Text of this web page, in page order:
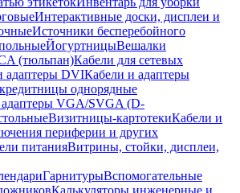
Интерактивные доски, дисплеи и
Источники бесперебойного
ЙогуртницыВешалки
(тюльпан)Кабели для сетевых
адаптеры DVIКабели и адаптеры
однорядные
VGA/SVGA (D-
Визитницы-картотекиКабели и
периферии и других
питанияВитрины, стойки, дисплеи,
ГарнитурыВспомогательные
Калькуляторы инженерные и